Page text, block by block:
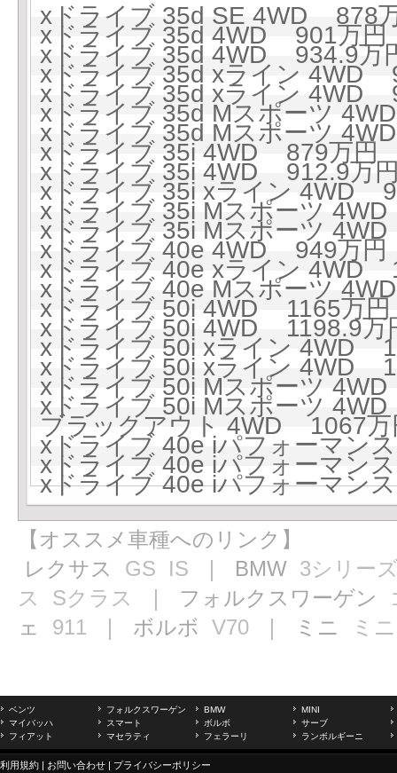
xドライブ 35d SE 4WD 878
xドライブ 35d 4WD 901万
xドライブ 35d 4WD 934.9万
xドライブ 35d xライン 4WD
xドライブ 35d xライン 4WD
xドライブ 35d Mスポーツ
xドライブ 35d Mスポーツ
xドライブ 35i 4WD 879万円
xドライブ 35i 4WD 912.9万
xドライブ 35i xライン 4WD
xドライブ 35i Mスポーツ
xドライブ 35i Mスポーツ
xドライブ 40e 4WD 949万
xドライブ 40e xライン 4WD
xドライブ 40e Mスポーツ
xドライブ 50i 4WD 1165万
xドライブ 50i 4WD 1198.9
xドライブ 50i xライン 4WD
xドライブ 50i xライン 4WD
xドライブ 50i Mスポーツ
xドライブ 50i Mスポーツ
ブラックアウト 4WD 1067
xドライブ 40e iパフォーマ
xドライブ 40e iパフォーマン
xドライブ 40e iパフォーマン
【オススメ車種へのリンク】
レクサス GS IS ｜ BMW 3シリー
ス
Sクラス ｜ フォルクスワーゲン
ェ 911 ｜ ボルボ V70 ｜ ミニ ミニ
ベンツ フォルクスワーゲン BMW
MINI
マイバッハ
スマート ボルボ
サーブ
フィアット
マセラティ フェラーリ ランボルギーニ
利用規約 | お問い合わせ | プライバシーポリシー